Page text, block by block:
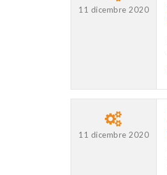
11 dicembre 2020
11 dicembre 2020